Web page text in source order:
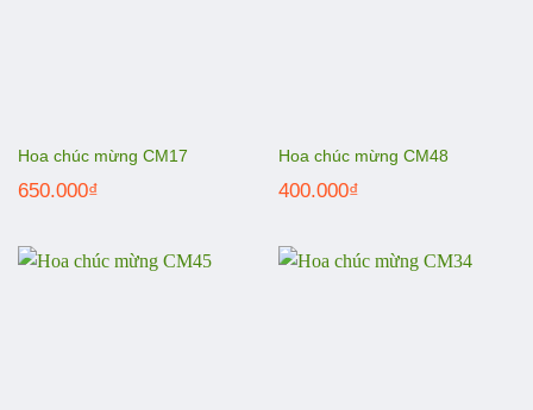
Hoa chúc mừng CM17
650.000₫
Hoa chúc mừng CM48
400.000₫